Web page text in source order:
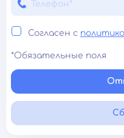
Согласен с
*Обязательные поля